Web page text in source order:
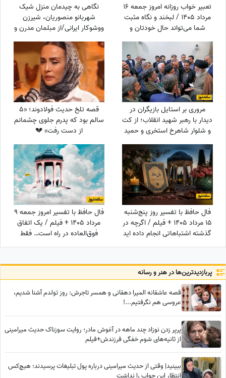
تعبیر خواب روزانه امروز جمعه 16
مرداد 1405 / لبخند و نگاه مثبت
شما می‌تواند حال خودتان و
اطرافیانتان را بهتر کند
نگاهی به چیدمان منزل شیک
شهربانو منصوریان، شیرزن
ووشوکار ایرانی/از مبلمان مدرن و
پرده اعیانی تا فرش آبی فیروزه‌ای
مروری بر استایل بازیگران در
دیدار با رهبر شهید انقلاب؛ از کت
و شلوار شاهرخ استخری و حمید
لولایی تا شلوار جین شهاب
حسینی و حجاب کامل الهام
حمیدی و بهاره افشاری با
مقنعه+عکس
قصه تلخ حدیث فولادوند؛ «5
سالم بود که پدرم جلوی چشمانم
از دست رفت» 💔
فال حافظ با تفسیر روز پنج‌شنبه
15 مرداد 1405 + فیلم / اگرچه در
گذشته اشتباهاتی انجام داده اید
اما به زودی دوران غم و اندوه
فال حافظ با تفسیر امروز جمعه 9
مرداد 1405 + فیلم / یک اتفاق
فوق‌العاده در راه است… فقط
کمی صبر کن و ببین! زندگی هنوز
داشته است!
پربازدید‌ترین‌ها در هنر و رسانه
قصه عاشقانه المیرا دهقانی و همسر تاجرش: روز تولدم آشنا شدیم،
عروسی هم نگرفتیم...!
پرپر زدن نوزاد چند ماهه در آغوش مادر؛ روایت سوزناک حدیث میرامینی
از ثانیه‌های شوم خفگی فرزندش+فیلم
ببینید| وقتی از حدیث میرامینی درباره پول تبلیغات پرسیدند؛ هیچ‌کس
انتظار این جواب را نداشت